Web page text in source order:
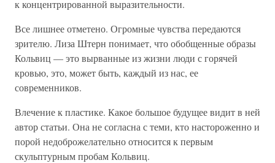
к концентрированной выразительности.
Все лишнее отметено. Огромные чувства передаются
зрителю. Лиза Штерн понимает, что обобщенные образы
Кольвиц — это вырванные из жизни люди с горячей
кровью, это, может быть, каждый из нас, ее
современников.
Влечение к пластике. Какое большое будущее видит в ней
автор статьи. Она не согласна с теми, кто настороженно и
порой недоброжелательно относится к первым
скульптурным пробам Кольвиц.